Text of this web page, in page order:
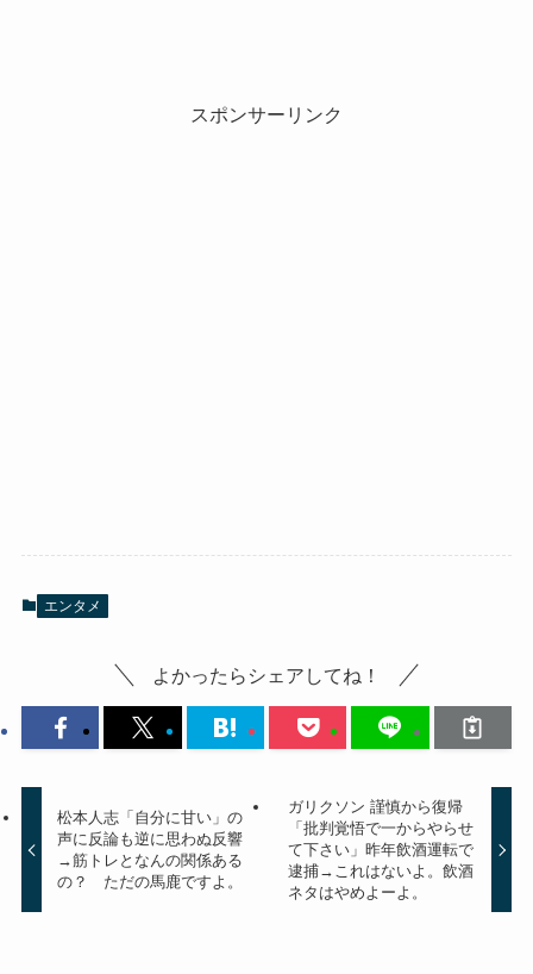
スポンサーリンク
エンタメ
よかったらシェアしてね！
松本人志「自分に甘い」の
声に反論も逆に思わぬ反響
→筋トレとなんの関係ある
の？ ただの馬鹿ですよ。
ガリクソン 謹慎から復帰
「批判覚悟で一からやらせ
て下さい」昨年飲酒運転で
逮捕→これはないよ。飲酒
ネタはやめよーよ。